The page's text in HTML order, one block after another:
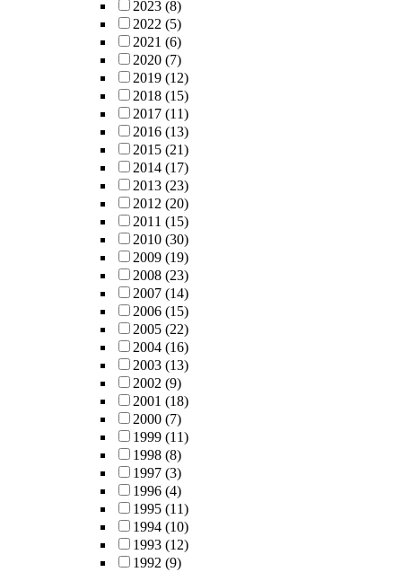
2023 (8)
2022 (5)
2021 (6)
2020 (7)
2019 (12)
2018 (15)
2017 (11)
2016 (13)
2015 (21)
2014 (17)
2013 (23)
2012 (20)
2011 (15)
2010 (30)
2009 (19)
2008 (23)
2007 (14)
2006 (15)
2005 (22)
2004 (16)
2003 (13)
2002 (9)
2001 (18)
2000 (7)
1999 (11)
1998 (8)
1997 (3)
1996 (4)
1995 (11)
1994 (10)
1993 (12)
1992 (9)